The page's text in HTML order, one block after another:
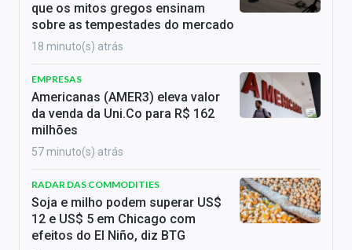
que os mitos gregos ensinam
sobre as tempestades do mercado
18 minuto(s) atrás
EMPRESAS
Americanas (AMER3) eleva valor
da venda da Uni.Co para R$ 162
milhões
57 minuto(s) atrás
RADAR DAS COMMODITIES
Soja e milho podem superar US$
12 e US$ 5 em Chicago com
efeitos do El Niño, diz BTG